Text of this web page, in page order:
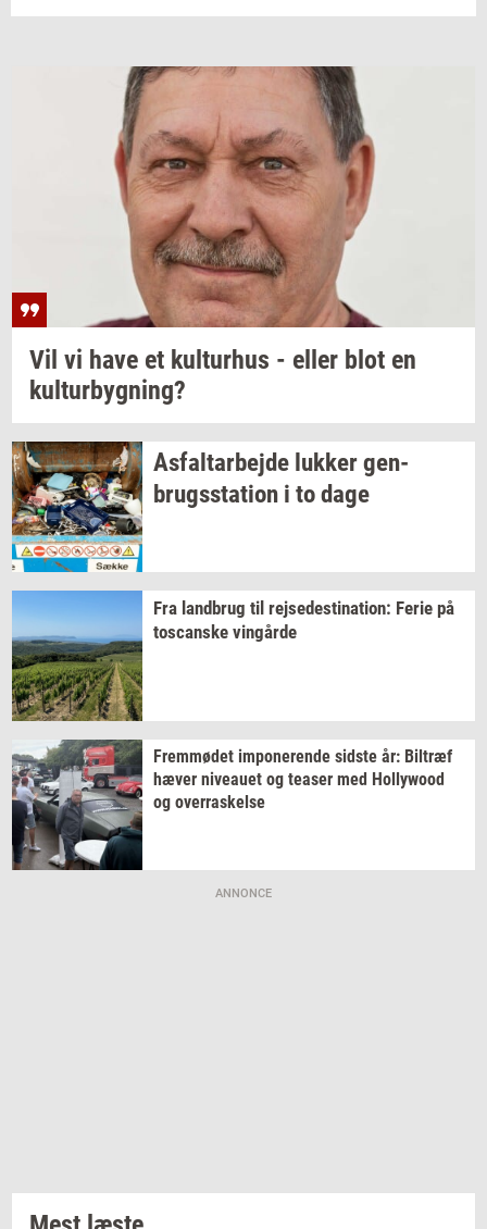
Vil vi have et kul­tur­hus - eller blot en
kul­tur­byg­ning?
As­fal­t­ar­bej­de luk­kergen­
brugs­sta­tion i to dage
Fra land­brug til rej­se­desti­na­tion: Ferie på
toscan­ske vin­går­de
Frem­mø­det im­po­ne­ren­de sid­ste år: Bil­træf
hæver ni­veau­et og tea­ser med Hol­lywood
og over­ra­skel­se
ANNONCE